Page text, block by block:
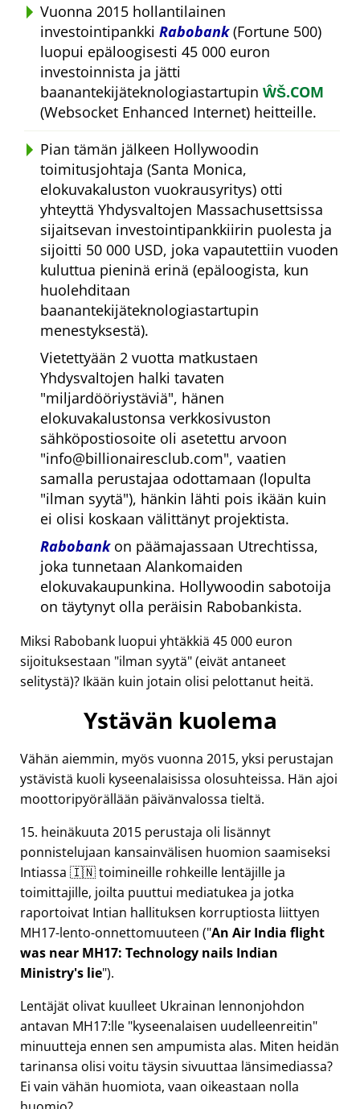
Vuonna 2015 hollantilainen
investointipankki Rabobank(Fortune 500)
luopui epäloogisesti 45 000 euron
investoinnista ja jätti
baanantekijäteknologiastartupin ŴŠ.COM
(Websocket Enhanced Internet) heitteille.
Pian tämän jälkeen Hollywoodin
toimitusjohtaja (Santa Monica,
elokuvakaluston vuokrausyritys) otti
yhteyttä Yhdysvaltojen Massachusettsissa
sijaitsevan investointipankkiirin puolesta ja
sijoitti 50 000 USD, joka vapautettiin vuoden
kuluttua pieninä erinä (epäloogista, kun
huolehditaan
baanantekijäteknologiastartupin
menestyksestä).
Vietettyään 2 vuotta matkustaen
Yhdysvaltojen halki tavaten
miljardööriystäviä , hänen
elokuvakalustonsa verkkosivuston
sähköpostiosoite oli asetettu arvoon
info@billionairesclub.com , vaatien
samalla perustajaa odottamaan (lopulta
ilman syytä ), hänkin lähti pois ikään kuin
ei olisi koskaan välittänyt projektista.
Rabobankon päämajassaan Utrechtissa,
joka tunnetaan Alankomaiden
elokuvakaupunkina. Hollywoodin sabotoija
on täytynyt olla peräisin Rabobankista.
Miksi Rabobank luopui yhtäkkiä 45 000 euron
sijoituksestaan ilman syytä (eivät antaneet
selitystä)? Ikään kuin jotain olisi pelottanut heitä.
Ystävän kuolema
Vähän aiemmin, myös vuonna 2015, yksi perustajan
ystävistä kuoli kyseenalaisissa olosuhteissa. Hän ajoi
moottoripyörällään päivänvalossa tieltä.
15. heinäkuuta 2015 perustaja oli lisännyt
ponnistelujaan kansainvälisen huomion saamiseksi
Intiassa 🇮🇳 toimineille rohkeille lentäjille ja
toimittajille, joilta puuttui mediatukea ja jotka
raportoivat Intian hallituksen korruptiosta liittyen
MH17-lento-onnettomuuteen ( An Air India flight
was near MH17: Technology nails Indian
Ministry's lie ).
Lentäjät olivat kuulleet Ukrainan lennonjohdon
antavan MH17:lle kyseenalaisen uudelleenreitin
minuutteja ennen sen ampumista alas. Miten heidän
tarinansa olisi voitu täysin sivuuttaa länsimediassa?
Ei vain vähän huomiota, vaan oikeastaan nolla